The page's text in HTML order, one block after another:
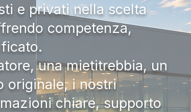
e privati nella scelta
competenza,
una mietitrebbia, un
originale, i nostri
chiare, supporto